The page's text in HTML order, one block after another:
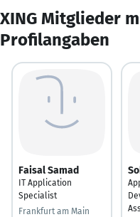
XING Mitglieder
Profilangaben
Faisal Samad
IT Application
Specialist
Frankfurt am Main